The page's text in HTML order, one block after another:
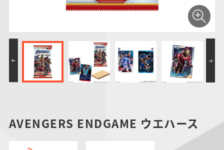
スーパー戦隊シリー
ズ
ーズ
わ
AVENGERS ENDGAME ウエハース